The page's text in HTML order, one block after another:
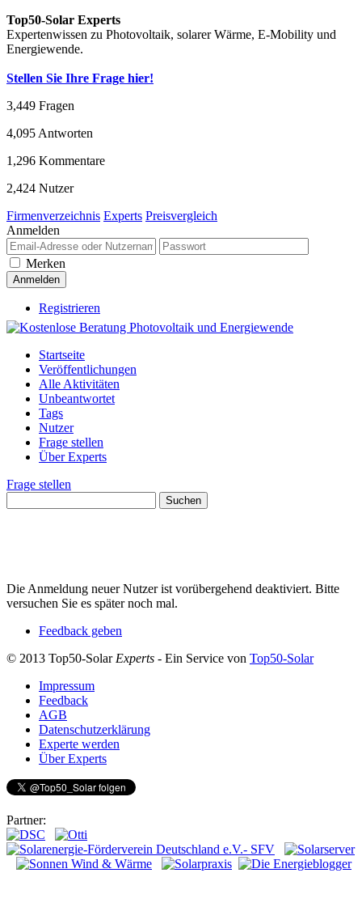
Top50-Solar Experts
Expertenwissen zu Photovoltaik, solarer Wärme, E-Mobility und
Energiewende.
Stellen Sie Ihre Frage hier!
3,449 Fragen
4,095 Antworten
1,296 Kommentare
2,424 Nutzer
Firmenverzeichnis Experts Preisvergleich
Anmelden
Merken
Registrieren
Startseite
Veröffentlichungen
Alle Aktivitäten
Unbeantwortet
Tags
Nutzer
Frage stellen
Über Experts
Frage stellen
Die Anmeldung neuer Nutzer ist vorübergehend deaktiviert. Bitte
versuchen Sie es später noch mal.
Feedback geben
© 2013 Top50-Solar Experts - Ein Service von Top50-Solar
Impressum
Feedback
AGB
Datenschutzerklärung
Experte werden
Über Experts
Partner: